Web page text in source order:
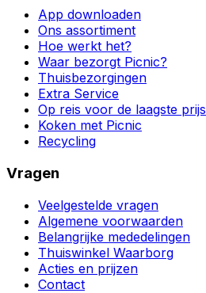
App downloaden
Ons assortiment
Hoe werkt het?
Waar bezorgt Picnic?
Thuisbezorgingen
Extra Service
Op reis voor de laagste prijs
Koken met Picnic
Recycling
Vragen
Veelgestelde vragen
Algemene voorwaarden
Belangrijke mededelingen
Thuiswinkel Waarborg
Acties en prijzen
Contact